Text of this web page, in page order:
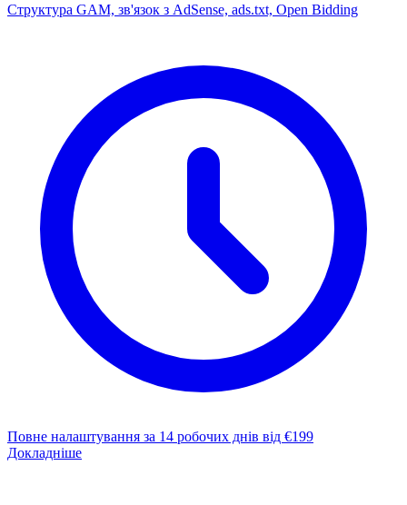
Структура GAM, зв'язок з AdSense, ads.txt, Open Bidding
Повне налаштування за 14 робочих днів від €199
Докладніше